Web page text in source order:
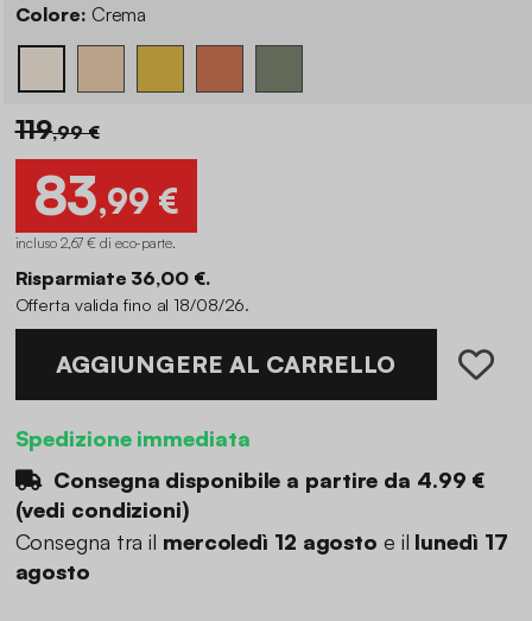
Colore: Crema
119,99 €
83,99 €
incluso 2,67 € di eco-parte.
Risparmiate 36,00 €.
Offerta valida fino al 18/08/26.
AGGIUNGERE AL CARRELLO
Spedizione immediata
Consegna disponibile a partire da 4.99 €
(vedi condizioni)
Consegna tra il mercoledì 12 agosto e il lunedì 17
agosto